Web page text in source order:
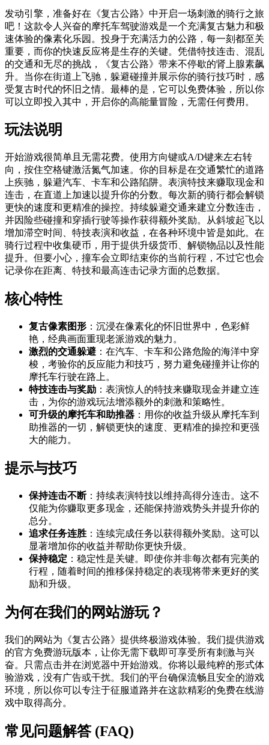
发动引擎，准备好在《复古公路》中开启一场刺激的骑行之旅
吧！这款令人兴奋的摩托车驾驶游戏是一个充满复古魅力和极
速体验的像素化乐园。投身于充满活力的公路，每一刻都至关
重要，而你的快速反应将是生存的关键。凭借特技连击、混乱
的交通和无尽的挑战，《复古公路》带来不停歇的肾上腺素飙
升。当你在街道上飞驰，躲避碰撞并展示你的骑行技巧时，感
受复古时代的怀旧之情。最棒的是，它可以免费体验，所以你
可以立即投入其中，开启你的高能量冒险，无需任何费用。
玩法说明
开始游戏很简单且无需花费。使用方向键或A/D键来左右转
向，按住空格键激活氮气加速。你的目标是在交通繁忙的道路
上疾驰，躲避汽车、卡车和公路陷阱。表演特技来赚取现金和
连击，在直道上加速以提升你的分数。每次新的骑行都会解锁
更快的速度和更精准的操控。持续躲避交通来建立分数连击，
并因险些碰撞和穿插行驶等操作获得额外奖励。从斜坡起飞以
增加滞空时间、特技表演和收益，在各种环境中皆是如此。在
骑行过程中收集硬币，用于提供升级货币、解锁物品以及性能
提升。但要小心，撞车会立即结束你的当前行程，不过它也会
记录你在距离、特技和最高连击记录方面的总数据。
核心特性
复古像素图形 ：沉浸在像素化的怀旧世界中，色彩鲜
艳，经典画面重现老派游戏的魅力。
激烈的交通躲避 ：在汽车、卡车和公路危险的海洋中穿
梭，考验你的反应能力和技巧，努力避免碰撞并让你的
摩托车行驶在路上。
特技连击与奖励 ：表演惊人的特技来赚取现金并建立连
击，为你的游戏玩法增添额外的刺激和策略性。
可升级的摩托车和助推器 ：用你的收益升级从摩托车到
助推器的一切，解锁更快的速度、更精准的操控和更强
大的能力。
提示与技巧
保持连击不断：持续表演特技以维持高得分连击。这不
仅能为你赚取更多现金，还能保持游戏势头并提升你的
总分。
追求任务连胜 ：连续完成任务以获得额外奖励。这可以
显著增加你的收益并帮助你更快升级。
保持稳定 ：稳定性是关键。即使你并非每次都有完美的
行程，随着时间的推移保持稳定的表现将带来更好的奖
励和升级。
为何在我们的网站游玩？
我们的网站为《复古公路》提供终极游戏体验。我们提供游戏
的官方免费游玩版本，让你无需下载即可享受所有刺激与兴
奋。只需点击并在浏览器中开始游戏。你将以最纯粹的形式体
验游戏，没有广告或干扰。我们的平台确保流畅且安全的游戏
环境，所以你可以专注于征服道路并在这款精彩的免费在线游
戏中取得高分。
常见问题解答 (FAQ)